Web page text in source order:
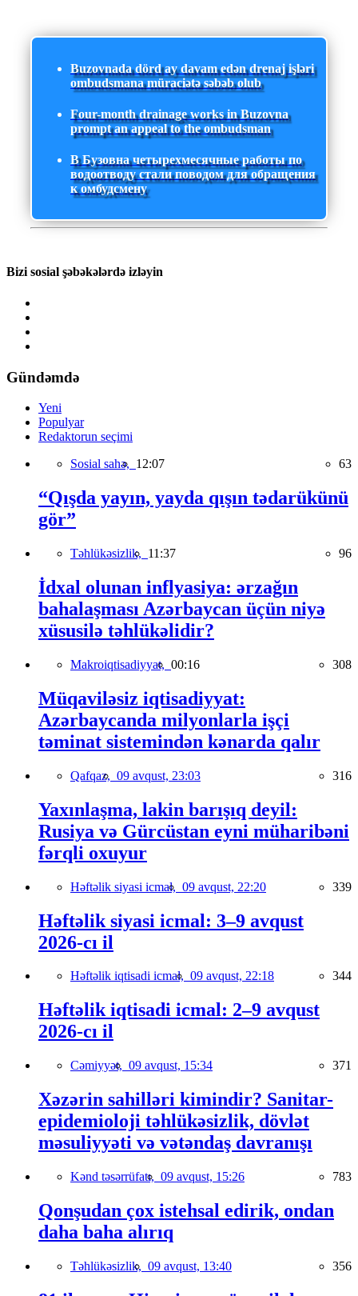
Buzovnada dörd ay davam edən drenaj işləri
ombudsmana müraciətə səbəb olub
Four-month drainage works in Buzovna
prompt an appeal to the ombudsman
В Бузовна четырехмесячные работы по
водоотводу стали поводом для обращения
к омбудсмену
Bizi sosial şəbəkələrdə izləyin
Gündəmdə
Yeni
Populyar
Redaktorun seçimi
Sosial sahə, 12:07 63
“Qışda yayın, yayda qışın tədarükünü
gör”
Təhlükəsizlik, 11:37 96
İdxal olunan inflyasiya: ərzağın
bahalaşması Azərbaycan üçün niyə
xüsusilə təhlükəlidir?
Makroiqtisadiyyat, 00:16 308
Müqaviləsiz iqtisadiyyat:
Azərbaycanda milyonlarla işçi
təminat sistemindən kənarda qalır
Qafqaz, 09 avqust, 23:03 316
Yaxınlaşma, lakin barışıq deyil:
Rusiya və Gürcüstan eyni müharibəni
fərqli oxuyur
Həftəlik siyasi icmal, 09 avqust, 22:20 339
Həftəlik siyasi icmal: 3–9 avqust
2026-cı il
Həftəlik iqtisadi icmal, 09 avqust, 22:18 344
Həftəlik iqtisadi icmal: 2–9 avqust
2026-cı il
Cəmiyyət, 09 avqust, 15:34 371
Xəzərin sahilləri kimindir? Sanitar-
epidemioloji təhlükəsizlik, dövlət
məsuliyyəti və vətəndaş davranışı
Kənd təsərrüfatı, 09 avqust, 15:26 783
Qonşudan çox istehsal edirik, ondan
daha baha alırıq
Təhlükəsizlik, 09 avqust, 13:40 356